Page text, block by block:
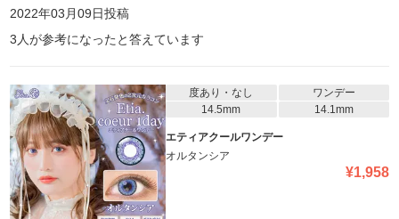
2022年03月09日投稿
3 人が参考になったと答えています
度あり・なし
ワンデー
14.5mm
14.1mm
エティアクールワンデー
オルタンシア
¥1,958